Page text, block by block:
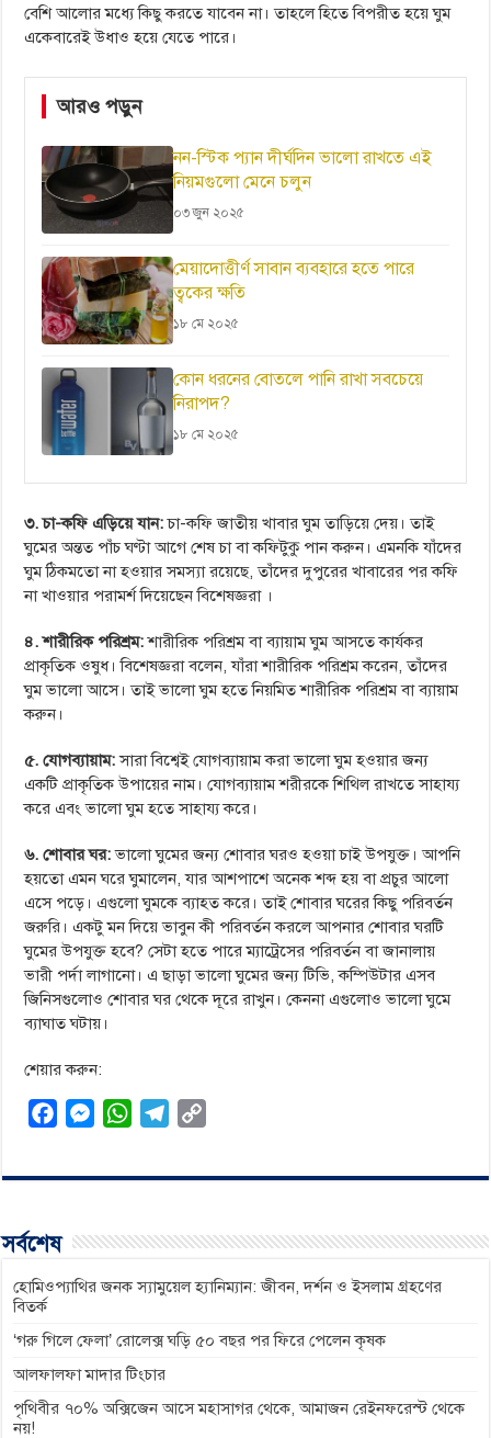
বেশি আলোর মধ্যে কিছু করতে যাবেন না। তাহলে হিতে বিপরীত হয়ে ঘুম
একেবারেই উধাও হয়ে যেতে পারে।
আরও পড়ুন
নন-স্টিক প্যান দীর্ঘদিন ভালো রাখতে এই
নিয়মগুলো মেনে চলুন
০৩ জুন ২০২৫
মেয়াদোত্তীর্ণ সাবান ব্যবহারে হতে পারে
ত্বকের ক্ষতি
১৮ মে ২০২৫
কোন ধরনের বোতলে পানি রাখা সবচেয়ে
নিরাপদ?
১৮ মে ২০২৫
৩. চা-কফি এড়িয়ে যান:চা-কফি জাতীয় খাবার ঘুম তাড়িয়ে দেয়। তাই
ঘুমের অন্তত পাঁচ ঘণ্টা আগে শেষ চা বা কফিটুকু পান করুন। এমনকি যাঁদের
ঘুম ঠিকমতো না হওয়ার সমস্যা রয়েছে, তাঁদের দুপুরের খাবারের পর কফি
না খাওয়ার পরামর্শ দিয়েছেন বিশেষজ্ঞরা ।
৪. শারীরিক পরিশ্রম:শারীরিক পরিশ্রম বা ব্যায়াম ঘুম আসতে কার্যকর
প্রাকৃতিক ওষুধ। বিশেষজ্ঞরা বলেন, যাঁরা শারীরিক পরিশ্রম করেন, তাঁদের
ঘুম ভালো আসে। তাই ভালো ঘুম হতে নিয়মিত শারীরিক পরিশ্রম বা ব্যায়াম
করুন।
৫. যোগব্যায়াম:সারা বিশ্বেই যোগব্যায়াম করা ভালো ঘুম হওয়ার জন্য
একটি প্রাকৃতিক উপায়ের নাম। যোগব্যায়াম শরীরকে শিথিল রাখতে সাহায্য
করে এবং ভালো ঘুম হতে সাহায্য করে।
৬. শোবার ঘর:ভালো ঘুমের জন্য শোবার ঘরও হওয়া চাই উপযুক্ত। আপনি
হয়তো এমন ঘরে ঘুমালেন, যার আশপাশে অনেক শব্দ হয় বা প্রচুর আলো
এসে পড়ে। এগুলো ঘুমকে ব্যাহত করে। তাই শোবার ঘরের কিছু পরিবর্তন
জরুরি। একটু মন দিয়ে ভাবুন কী পরিবর্তন করলে আপনার শোবার ঘরটি
ঘুমের উপযুক্ত হবে? সেটা হতে পারে ম্যাট্রেসের পরিবর্তন বা জানালায়
ভারী পর্দা লাগানো। এ ছাড়া ভালো ঘুমের জন্য টিভি, কম্পিউটার এসব
জিনিসগুলোও শোবার ঘর থেকে দূরে রাখুন। কেননা এগুলোও ভালো ঘুমে
ব্যাঘাত ঘটায়।
শেয়ার করুন:
o
o
M
n
g
r
W
A
p
r
a
i
n
সর্বশেষ
হোমিওপ্যাথির জনক স্যামুয়েল হ্যানিম্যান: জীবন, দর্শন ও ইসলাম গ্রহণের
বিতর্ক
‘গরু গিলে ফেলা’ রোলেক্স ঘড়ি ৫০ বছর পর ফিরে পেলেন কৃষক
আলফালফা মাদার টিংচার
পৃথিবীর ৭০% অক্সিজেন আসে মহাসাগর থেকে, আমাজন রেইনফরেস্ট থেকে
নয়!